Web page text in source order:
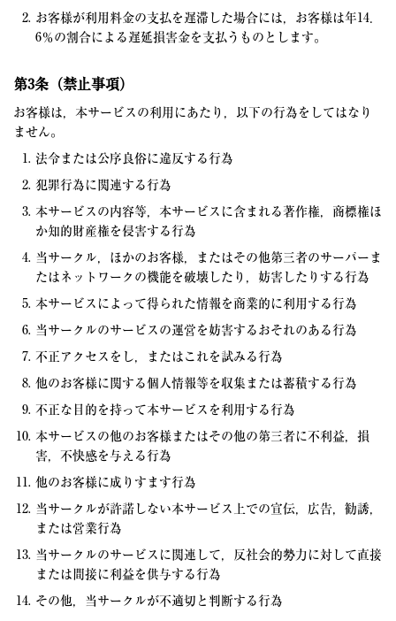
お客様が利用料金の支払を遅滞した場合には，お客様は年14．
6％の割合による遅延損害金を支払うものとします。
第3条（禁止事項）
お客様は，本サービスの利用にあたり，以下の行為をしてはなり
ません。
法令または公序良俗に違反する行為
犯罪行為に関連する行為
本サービスの内容等，本サービスに含まれる著作権，商標権ほ
か知的財産権を侵害する行為
当サークル，ほかのお客様，またはその他第三者のサーバーま
たはネットワークの機能を破壊したり，妨害したりする行為
本サービスによって得られた情報を商業的に利用する行為
当サークルのサービスの運営を妨害するおそれのある行為
不正アクセスをし，またはこれを試みる行為
他のお客様に関する個人情報等を収集または蓄積する行為
不正な目的を持って本サービスを利用する行為
本サービスの他のお客様またはその他の第三者に不利益，損
害，不快感を与える行為
他のお客様に成りすます行為
当サークルが許諾しない本サービス上での宣伝，広告，勧誘，
または営業行為
当サークルのサービスに関連して，反社会的勢力に対して直接
または間接に利益を供与する行為
その他，当サークルが不適切と判断する行為